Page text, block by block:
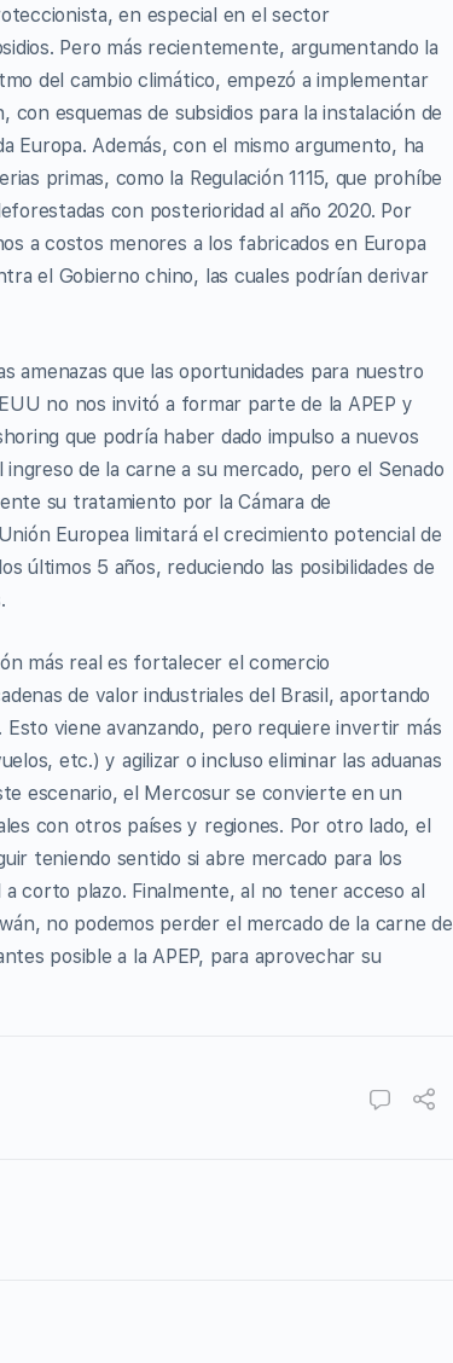
en especial en el sector
Pero más recientemente, argumentando la
del cambio climático, empezó a implementar
esquemas de subsidios para la instalación de
Europa. Además, con el mismo argumento, ha
primas, como la Regulación 1115, que prohíbe
con posterioridad al año 2020. Por
a costos menores a los fabricados en Europa
el Gobierno chino, las cuales podrían derivar
amenazas que las oportunidades para nuestro
no nos invitó a formar parte de la APEP y
que podría haber dado impulso a nuevos
de la carne a su mercado, pero el Senado
su tratamiento por la Cámara de
Europea limitará el crecimiento potencial de
últimos 5 años, reduciendo las posibilidades de
más real es fortalecer el comercio
de valor industriales del Brasil, aportando
viene avanzando, pero requiere invertir más
etc.) y agilizar o incluso eliminar las aduanas
escenario, el Mercosur se convierte en un
con otros países y regiones. Por otro lado, el
teniendo sentido si abre mercado para los
corto plazo. Finalmente, al no tener acceso al
no podemos perder el mercado de la carne de
posible a la APEP, para aprovechar su